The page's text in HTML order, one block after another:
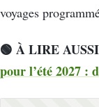
voyages
🟢 À LIRE
pour l’été 2027 :